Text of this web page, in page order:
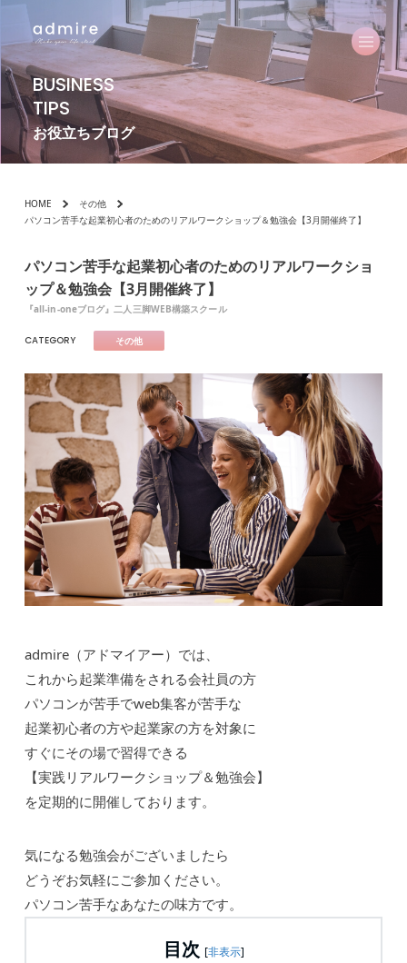
BUSINESS
TIPS
お役立ちブログ
HOME
その他
パソコン苦手な起業初心者のためのリアルワークショップ＆勉強会【3月開催終了】
パソコン苦手な起業初心者のためのリアルワークショ
ップ＆勉強会【3月開催終了】
『all-in-oneブログ』二人三脚WEB構築スクール
CATEGORY その他
admire（アドマイアー）では、
これから起業準備をされる会社員の方
パソコンが苦手でweb集客が苦手な
起業初心者の方や起業家の方を対象に
すぐにその場で習得できる
【実践リアルワークショップ＆勉強会】
を定期的に開催しております。
気になる勉強会がございましたら
どうぞお気軽にご参加ください。
パソコン苦手なあなたの味方です。
目次 [非表示]